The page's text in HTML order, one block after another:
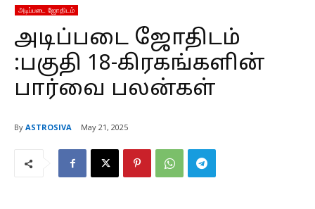
அடிப்படை ஜோதிடம்
அடிப்படை ஜோதிடம்
:பகுதி 18-கிரகங்களின்
பார்வை பலன்கள்
By ASTROSIVA May 21, 2025